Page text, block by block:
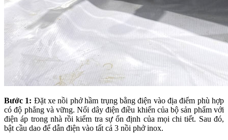
Bước 1: Đặt xe nồi phở hầm trụng bằng điện vào địa điểm phù hợp
có độ phẳng và vững. Nối dây điện điều khiển của bộ sản phẩm với
điện áp trong nhà rồi kiểm tra sự ổn định của mọi chi tiết. Sau đó,
bật cầu dao để dẫn điện vào tất cả 3 nồi phở inox.